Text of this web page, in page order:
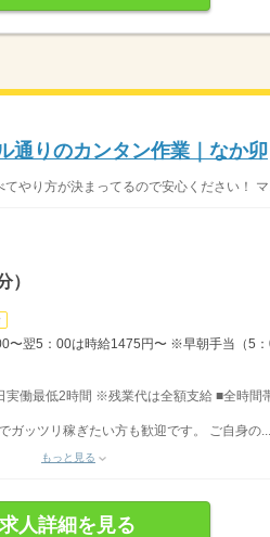
りのカンタン作業｜なか卯
やり方が決まってるので安心ください！
）
〜翌5：00は時給1475円〜 ※早朝手当（5
働最低2時間 ※残業代は全額支給 ■全時間
ガッツリ稼ぎたい方も歓迎です。 ご自身の...
もっと見る
求人詳細を見る